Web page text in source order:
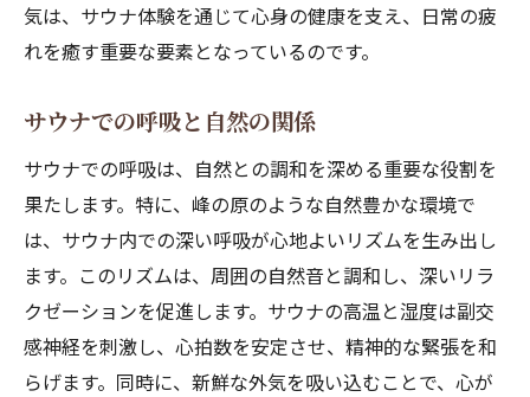
気は、サウナ体験を通じて心身の健康を支え、日常の疲
れを癒す重要な要素となっているのです。
サウナでの呼吸と自然の関係
サウナでの呼吸は、自然との調和を深める重要な役割を
果たします。特に、峰の原のような自然豊かな環境で
は、サウナ内での深い呼吸が心地よいリズムを生み出し
ます。このリズムは、周囲の自然音と調和し、深いリラ
クゼーションを促進します。サウナの高温と湿度は副交
感神経を刺激し、心拍数を安定させ、精神的な緊張を和
らげます。同時に、新鮮な外気を吸い込むことで、心が